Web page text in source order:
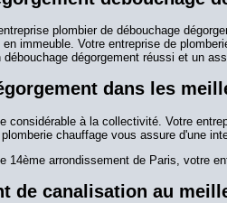
plombier de débouchage
immeuble. Votre entreprise de
dégorgement réussi et un
dans les
à la collectivité. Votre
chauffage vous assure d'une
arrondissement de Paris, votre
de canalisation au